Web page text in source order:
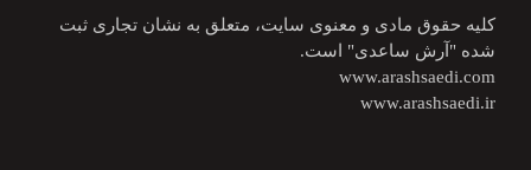
کلیه حقوق مادی و معنوی سایت، متعلق به نشان تجاری ثبت
شده "آرش ساعدی" است.
www.arashsaedi.com
www.arashsaedi.ir